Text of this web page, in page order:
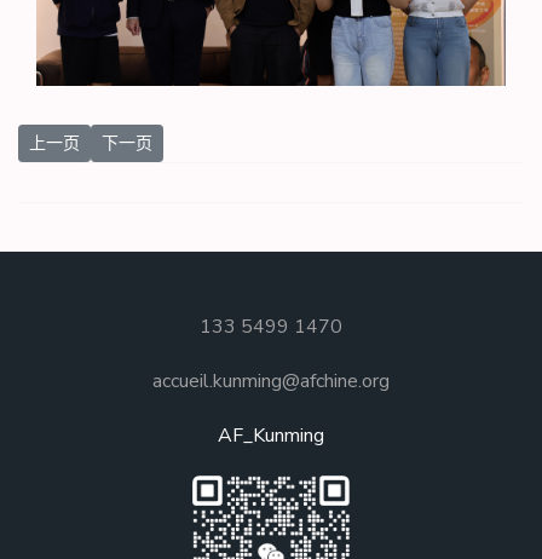
上一篇文章: 活动回顾 | 与《蚂蚁帝国》作者面对面
上一页 下一篇文章: 昆明邂逅法国电影
下一页
133 5499 1470
accueil.kunming@afchine.org
AF_Kunming